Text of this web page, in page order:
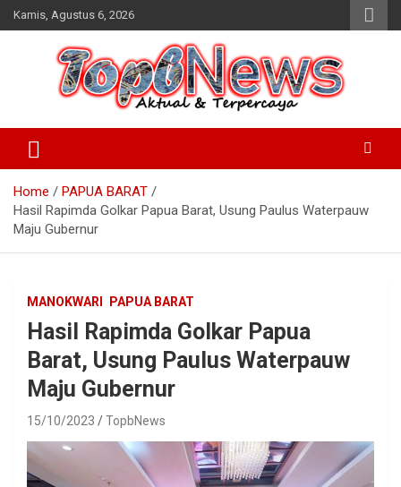
Skip
to
Kamis, Agustus 6, 2026
Home
PAPUA BARAT
Hasil Rapimda Golkar Papua Barat, Usung Paulus Waterpauw
Maju Gubernur
MANOKWARI PAPUA BARAT
Hasil Rapimda Golkar Papua
Barat, Usung Paulus Waterpauw
Maju Gubernur
15/10/2023 TopbNews